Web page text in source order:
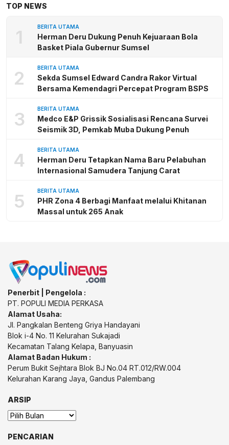
TOP NEWS
1 BERITA UTAMA
Herman Deru Dukung Penuh Kejuaraan Bola
Basket Piala Gubernur Sumsel
2 BERITA UTAMA
Sekda Sumsel Edward Candra Rakor Virtual
Bersama Kemendagri Percepat Program BSPS
3 BERITA UTAMA
Medco E&P Grissik Sosialisasi Rencana Survei
Seismik 3D, Pemkab Muba Dukung Penuh
4 BERITA UTAMA
Herman Deru Tetapkan Nama Baru Pelabuhan
Internasional Samudera Tanjung Carat
5 BERITA UTAMA
PHR Zona 4 Berbagi Manfaat melalui Khitanan
Massal untuk 265 Anak
Penerbit | Pengelola :
PT. POPULI MEDIA PERKASA
Alamat Usaha:
Jl. Pangkalan Benteng Griya Handayani
Blok i-4 No. 11 Kelurahan Sukajadi
Kecamatan Talang Kelapa, Banyuasin
Alamat Badan Hukum :
Perum Bukit Sejhtara Blok BJ No.04 RT.012/RW.004
Kelurahan Karang Jaya, Gandus Palembang
ARSIP
Arsip
PENCARIAN